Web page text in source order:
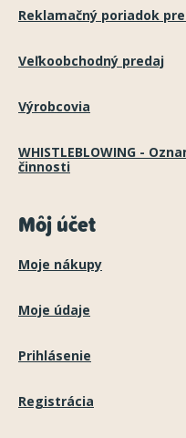
Reklamačný poriadok
Veľkoobchodný predaj
Výrobcovia
WHISTLEBLOWING -
činnosti
Môj účet
Moje nákupy
Moje údaje
Prihlásenie
Registrácia